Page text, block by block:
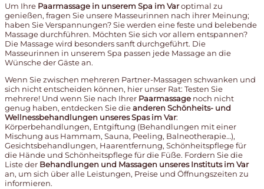
Um Ihre Paarmassage in unserem Spa im Varoptimal zu
genießen, fragen Sie unsere Masseurinnen nach ihrer Meinung;
haben Sie Verspannungen? Sie werden eine feste und belebende
Massage durchführen. Möchten Sie sich vor allem entspannen?
Die Massage wird besonders sanft durchgeführt. Die
Masseurinnen in unserem Spa passen jede Massage an die
Wünsche der Gäste an.
Wenn Sie zwischen mehreren Partner-Massagen schwanken und
sich nicht entscheiden können, hier unser Rat: Testen Sie
mehrere! Und wenn Sie nach Ihrer Paarmassage noch nicht
genug haben, entdecken Sie dieanderen Schönheits- und
Wellnessbehandlungen unseres Spas im Var:
Körperbehandlungen, Entgiftung (Behandlungen mit einer
Mischung aus Hammam, Sauna, Peeling, Balneotherapie…),
Gesichtsbehandlungen, Haarentfernung, Schönheitspflege für
die Hände und Schönheitspflege für die Füße. Fordern Sie die
Liste der Behandlungen und Massagen unseres Instituts im Var
an, um sich über alle Leistungen, Preise und Öffnungszeiten zu
informieren.